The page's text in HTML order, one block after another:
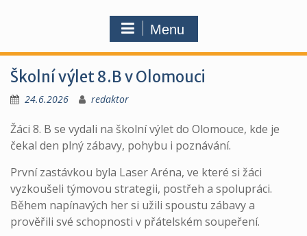
Menu
Školní výlet 8.B v Olomouci
24.6.2026 redaktor
Žáci 8. B se vydali na školní výlet do Olomouce, kde je
čekal den plný zábavy, pohybu i poznávání.
První zastávkou byla Laser Aréna, ve které si žáci
vyzkoušeli týmovou strategii, postřeh a spolupráci.
Během napínavých her si užili spoustu zábavy a
prověřili své schopnosti v přátelském soupeření.